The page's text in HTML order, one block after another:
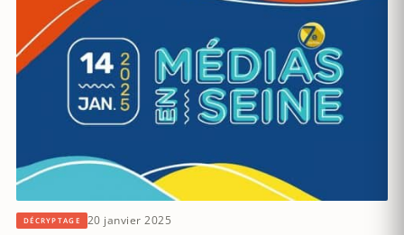
DÉCRYPTAGE 20 janvier 2025